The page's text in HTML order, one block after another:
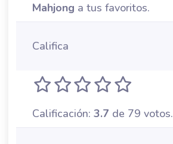
Mahjong a tus favoritos.
Califica
Calificación: 3.7 de 79 votos.